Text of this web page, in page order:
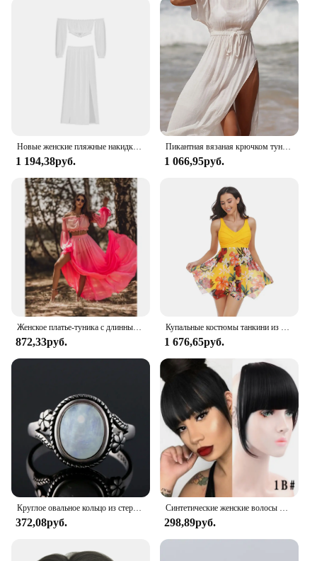
it a practical choice for regular pool use, while the
UV protection ensures your skin stays safe from
harmful rays. The matching cover-up or pareo adds
an extra layer of style and comfort, allowing you to
transition seamlessly from water activities to
sunbathing or socializing. The swimdress is
available in a variety of sizes, catering to diverse
body types and ensuring a perfect fit for every
woman.
**Perfect for Every Occasion**
This swimdress is not just a piece of clothing; it's a
statement of confidence and style. It's perfect for
wholesale vendors and suppliers looking to offer a
high-quality, fashionable swimwear option to their
customers. Whether you're selling it as a set or
individually, this swimdress is sure to be a hit. It's
ideal for beach vacations, pool parties, or any other
water-related activities, making it a versatile
addition to any woman's wardrobe. The swimdress's
design and style are suitable for women of all ages,
ensuring that it remains a timeless choice for any
occasion.
Новые женские пляжные накидки для бикини из 2 предметов, купальник с открытыми плечами, топ + платье с высокой талией, сексуальная женская накидка для плавания, купальный костюм
1 194,38руб.
Пикантная вязаная крючком туника с коротким рукавом с высоким разрезом Пляжная накидка пляжное платье Пляжная одежда Пляжная женская одежда K5617
1 066,95руб.
Женское платье-туника с длинным рукавом, длинным рукавом и высокой талией
872,33руб.
Купальные костюмы танкини из двух частей для женщин, платье для плавания с контролем живота, принт с высокой талией, мягкие купальники с шортами для мальчиков
1 676,65руб.
Круглое овальное кольцо из стерлингового серебра 925 пробы с натуральными лунными камнями для женщин, кольца, подарки, винтажные ювелирные изделия
372,08руб.
Синтетические женские волосы LUPU, короткие прямые тупые челки, Натуральные Искусственные накладные волосы, зажимы для волос для черного термостойкого волокна
298,89руб.